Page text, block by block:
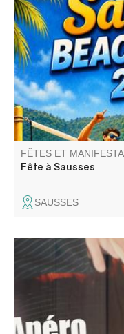
Fête avec repas
lampions, atelier
Volley, barbecue
le dimanche.
FÊTES ET
Fête à Sausses
SAUSSES
Apéro Concert avec